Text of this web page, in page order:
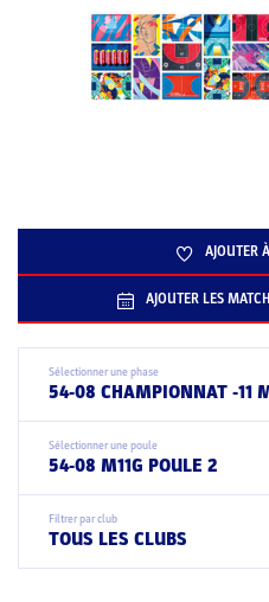
AJOUTER
AJOUTER LES
Sélectionner une phase
54-08 CHAMPIONNAT -11
Sélectionner une poule
54-08 M11G POULE 2
Filtrer par club
TOUS LES CLUBS